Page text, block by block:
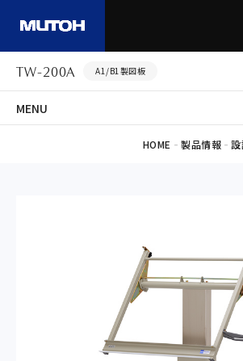
TW-200A A1/B1製図板
HOME - 製品情報 -
MENU